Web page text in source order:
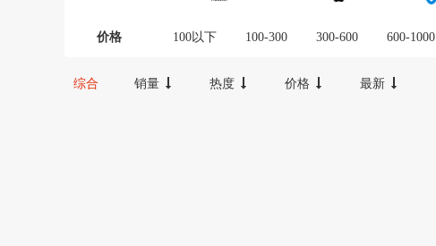
价格 100以下 100-300 300-600 600-1000
综合 销量 热度 价格 最新